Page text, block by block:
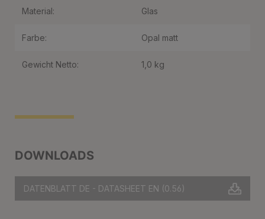
DOWNLOADS
DATENBLATT DE - DATASHEET EN (0.56)
Material: Glas
Farbe: Opal matt
Gewicht Netto: 1,0 kg